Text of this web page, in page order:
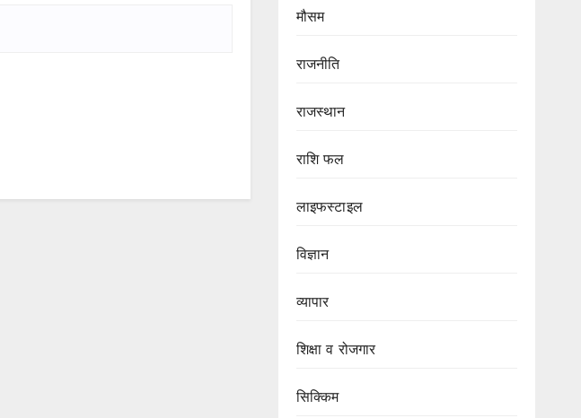
मौसम
राजनीति
राजस्थान
राशि फल
लाइफस्टाइल
विज्ञान
व्यापार
शिक्षा व रोजगार
सिक्किम